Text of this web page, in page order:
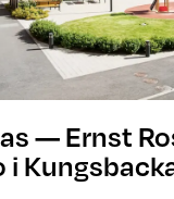
— Ernst
i